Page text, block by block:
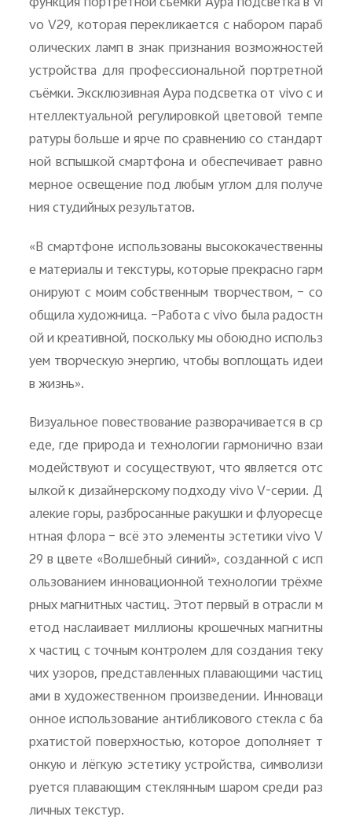
vo V29, которая перекликается с набором параб
олических ламп в знак признания возможностей
устройства для профессиональной портретной
съёмки. Эксклюзивная Аура подсветка от vivoс и
нтеллектуальной регулировкой цветовой темпе
ратуры больше и ярче по сравнению со стандарт
ной вспышкой смартфона и обеспечивает равно
мерное освещение под любым углом для получе
ния студийных результатов.
«В смартфоне использованы высококачественны
е материалы и текстуры, которые прекрасно гарм
онируют с моим собственным творчеством, – со
общила художница. –Работа сvivo была радостн
ой и креативной, поскольку мы обоюдно использ
уем творческую энергию, чтобы воплощать идеи
в жизнь».
Визуальное повествование разворачивается в ср
еде, где природа и технологии гармонично взаи
модействуют и сосуществуют, что является отс
ылкой к дизайнерскому подходуvivoV-серии. Д
алекие горы, разбросанные ракушки и флуоресце
нтная флора – всё это элементы эстетикиvivo V
29 в цвете «Волшебный синий», созданной с исп
ользованием инновационной технологии трёхме
рных магнитных частиц. Этот первый в отрасли м
етод наслаивает миллионы крошечных магнитны
х частиц с точным контролем для создания теку
чих узоров, представленных плавающими частиц
ами в художественном произведении. Инноваци
онное использование антибликового стекла с ба
рхатистой поверхностью, которое дополняет т
онкую и лёгкую эстетику устройства, символизи
руется плавающим стеклянным шаром среди раз
личных текстур.